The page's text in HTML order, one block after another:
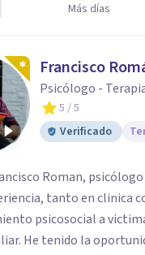
Más días
Francisco
Psicólogo -
5 / 5
Verificado
Roman, psicólogo
tanto en clinica
psicosocial a
He tenido la